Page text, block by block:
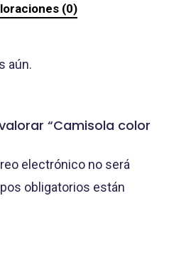
(0)
aún.
“Camisola color
electrónico no será
obligatorios están